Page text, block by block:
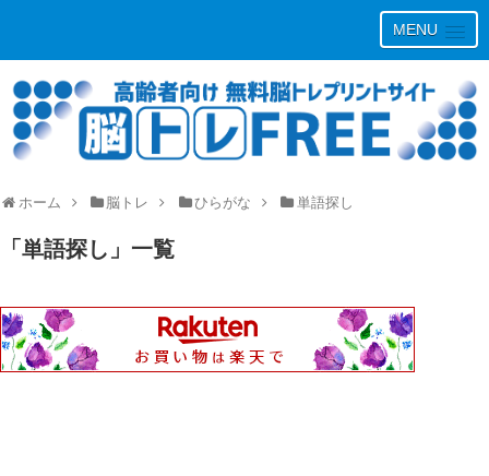
MENU
ホーム 脳トレ ひらがな 単語探し
「単語探し 」 一覧